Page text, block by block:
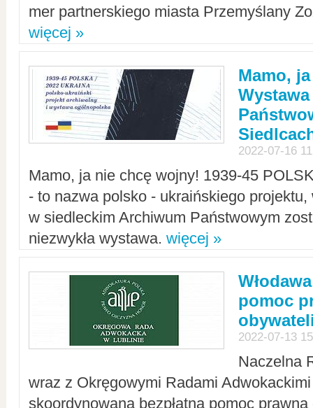
mer partnerskiego miasta Przemyślany
więcej »
Mamo,
2022-07-16
Mamo, ja nie chcę wojny! 1939-45
- to nazwa polsko - ukraińskiego
w siedleckim Archiwum Państwowym
niezwykła wystawa. więcej »
pomoc
2022-07-13
Naczelna
wraz z Okręgowymi Radami Adwokackimi
skoordynowaną bezpłatną pomoc